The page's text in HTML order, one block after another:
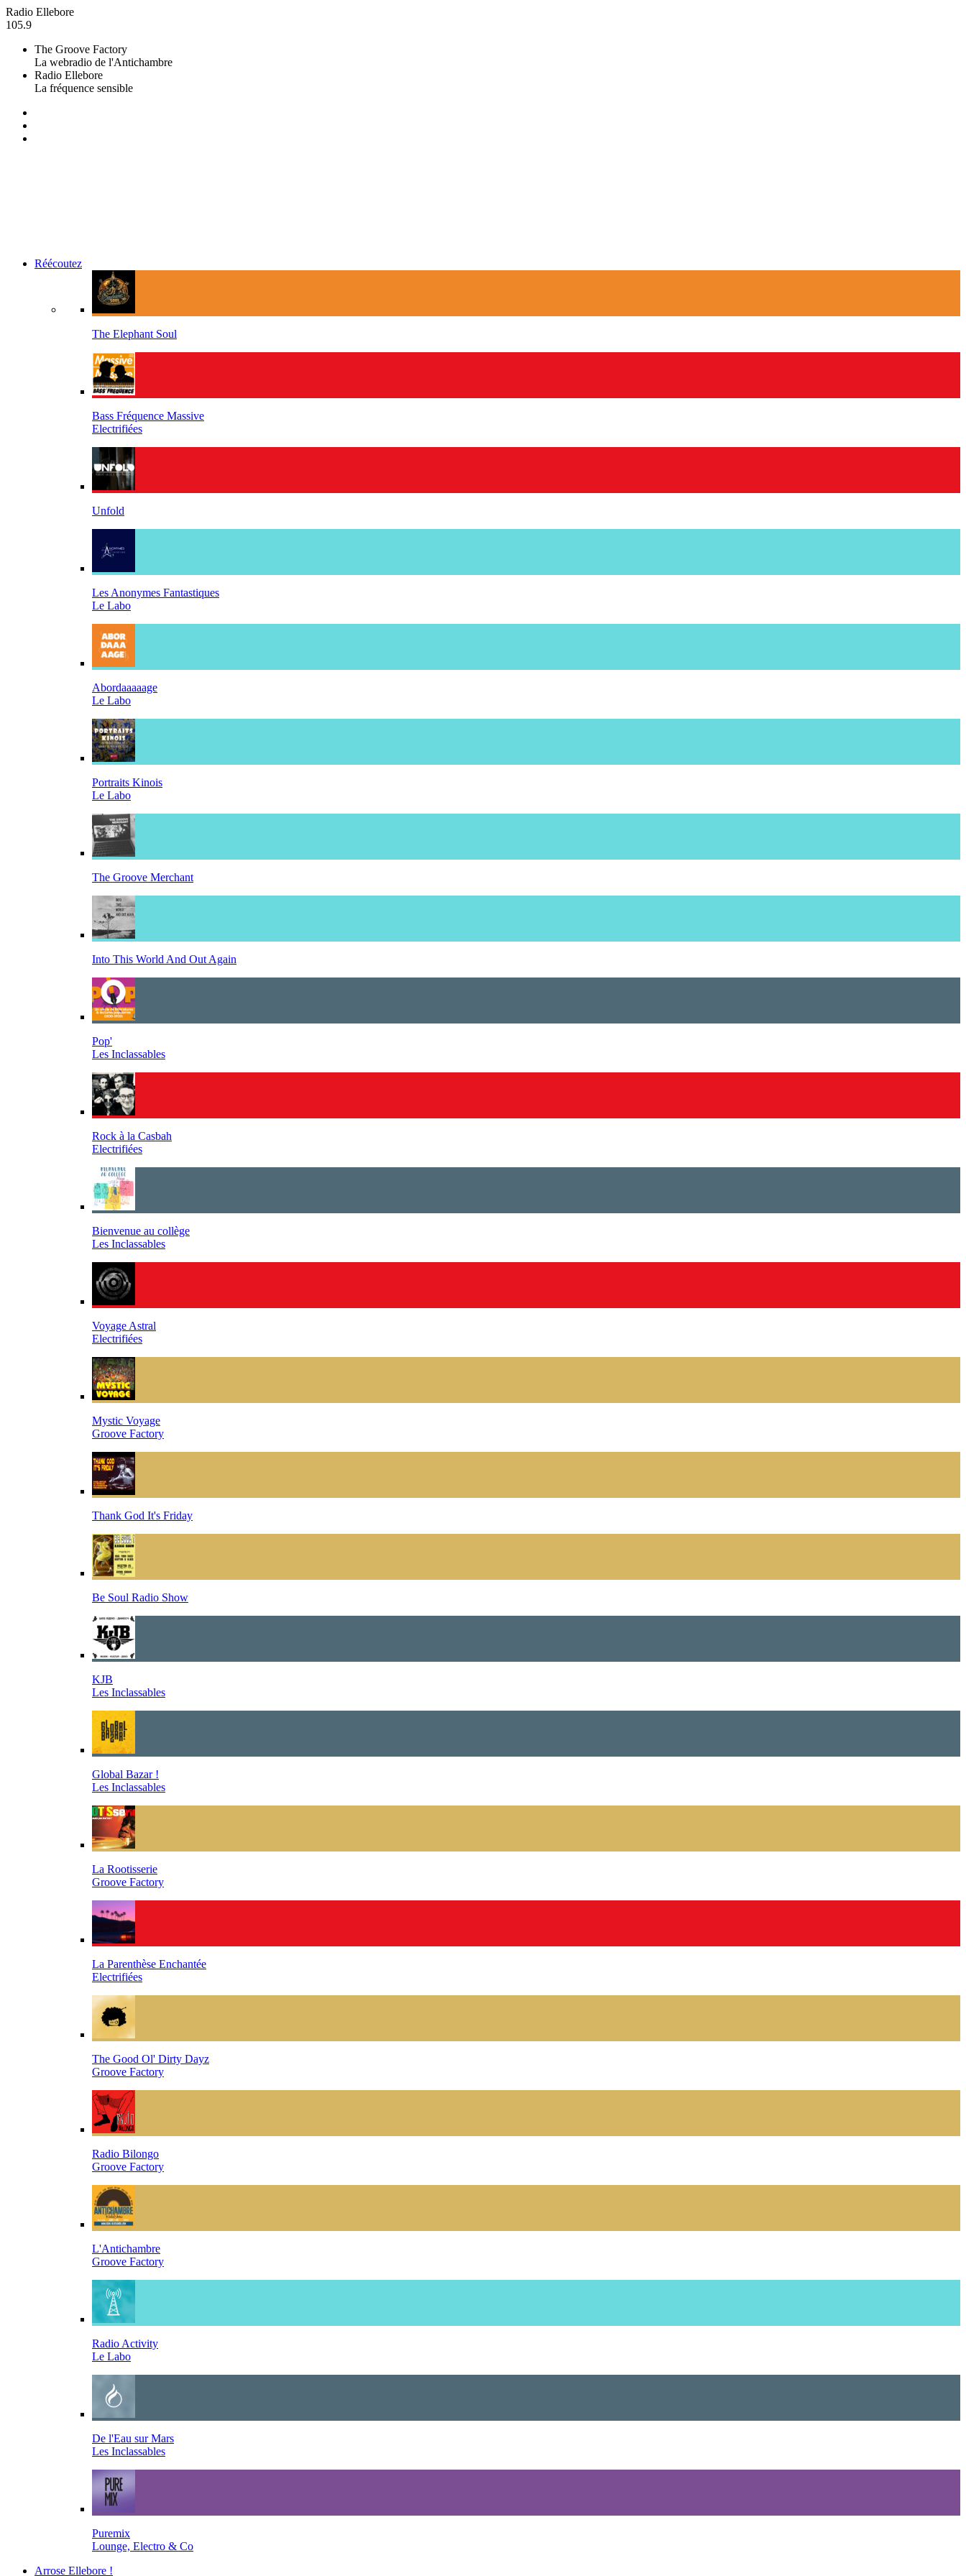
Radio Ellebore
105.9
The Groove Factory
La webradio de l'Antichambre
Radio Ellebore
La fréquence sensible
Réécoutez
The Elephant Soul
Bass Fréquence Massive
Electrifiées
Unfold
Les Anonymes Fantastiques
Le Labo
Abordaaaaage
Le Labo
Portraits Kinois
Le Labo
The Groove Merchant
Into This World And Out Again
Pop'
Les Inclassables
Rock à la Casbah
Electrifiées
Bienvenue au collège
Les Inclassables
Voyage Astral
Electrifiées
Mystic Voyage
Groove Factory
Thank God It's Friday
Be Soul Radio Show
KJB
Les Inclassables
Global Bazar !
Les Inclassables
La Rootisserie
Groove Factory
La Parenthèse Enchantée
Electrifiées
The Good Ol' Dirty Dayz
Groove Factory
Radio Bilongo
Groove Factory
L'Antichambre
Groove Factory
Radio Activity
Le Labo
De l'Eau sur Mars
Les Inclassables
Puremix
Lounge, Electro & Co
Arrose Ellebore !